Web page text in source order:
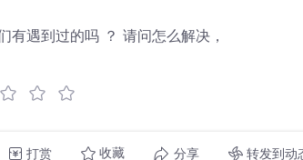
有遇到过的吗 ？ 请问怎么解决，
打赏 收藏 分享 转发到动